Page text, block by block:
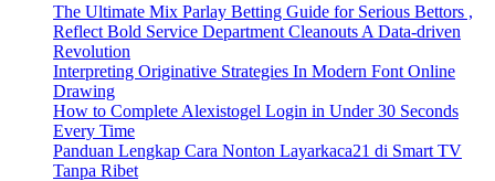
The Ultimate Mix Parlay Betting Guide for Serious Bettors ,
Reflect Bold Service Department Cleanouts A Data-driven
Revolution
Interpreting Originative Strategies In Modern Font Online
Drawing
How to Complete Alexistogel Login in Under 30 Seconds
Every Time
Panduan Lengkap Cara Nonton Layarkaca21 di Smart TV
Tanpa Ribet